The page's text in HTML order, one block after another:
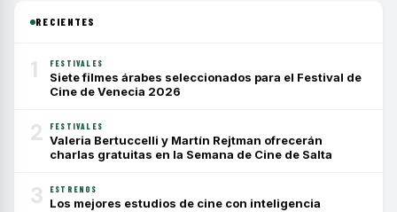
RECIENTES
1 FESTIVALES
Siete filmes árabes seleccionados para el Festival de
Cine de Venecia 2026
2 FESTIVALES
Valeria Bertuccelli y Martín Rejtman ofrecerán
charlas gratuitas en la Semana de Cine de Salta
3 ESTRENOS
Los mejores estudios de cine con inteligencia